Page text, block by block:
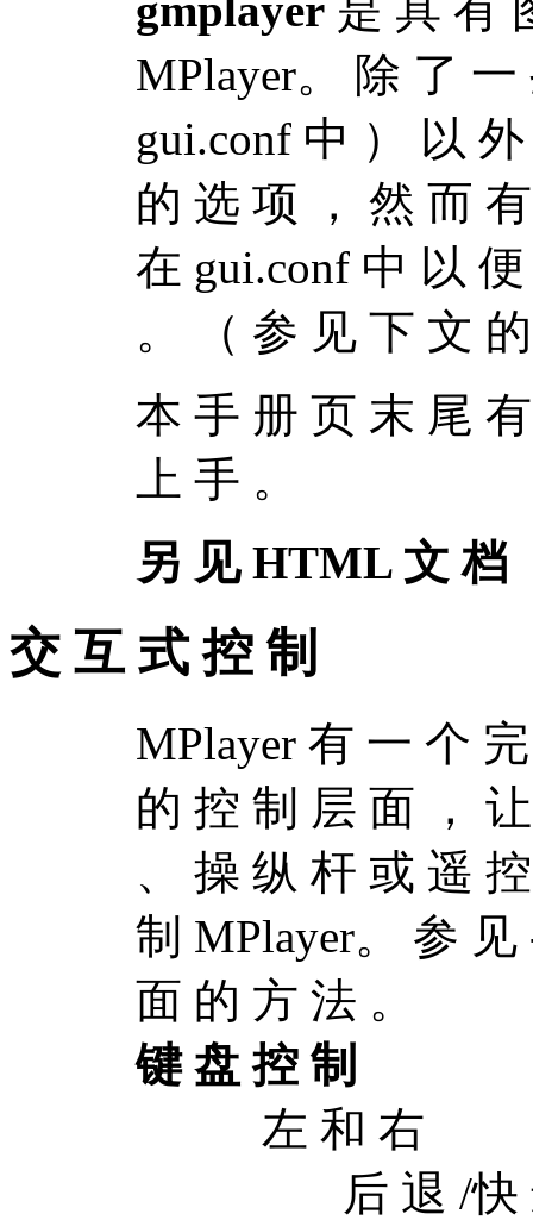
gmplayer 是 具 有
MPlayer。 除 了
gui.conf 中 ） 以
的 选 项 ， 然 而
在 gui.conf 中 以
。 （ 参 见 下 文
本 手 册 页 末 尾
上 手 。
另 见 HTML 文 档
交 互 式 控 制
MPlayer 有 一 个
的 控 制 层 面 ，
、 操 纵 杆 或 遥
制 MPlayer。 参
面 的 方 法 。
键 盘 控 制
左 和 右
后 退 /